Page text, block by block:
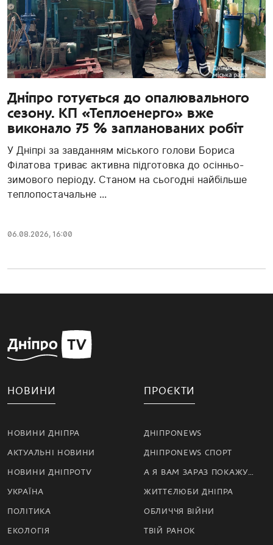
Дніпро готується до опалювального
сезону. КП «Теплоенерго» вже
виконало 75 % запланованих робіт
У Дніпрі за завданням міського голови Бориса
Філатова триває активна підготовка до осінньо-
зимового періоду. Станом на сьогодні найбільше
теплопостачальне ...
06.08.2026, 16:00
НОВИНИ
НОВИНИ ДНІПРА
АКТУАЛЬНІ НОВИНИ
НОВИНИ ДНІПРОTV
УКРАЇНА
ПОЛІТИКА
ЕКОЛОГІЯ
ПРОЄКТИ
ДНІПРОNEWS
ДНІПРОNEWS СПОРТ
А Я ВАМ ЗАРАЗ ПОКАЖУ…
ЖИТТЄЛЮБИ ДНІПРА
ОБЛИЧЧЯ ВІЙНИ
ТВІЙ РАНОК